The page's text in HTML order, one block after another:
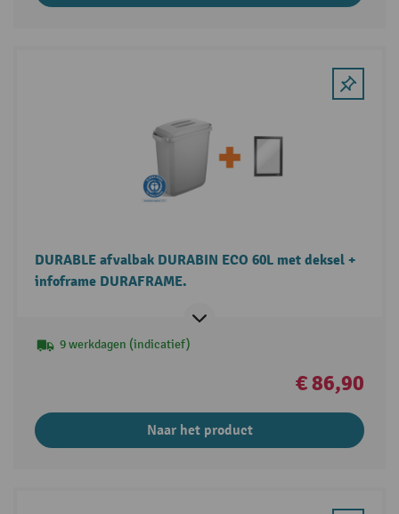
DURABLE afvalbak DURABIN ECO 60L met deksel +
infoframe DURAFRAME.
9 werkdagen (indicatief)
€ 86,90
Naar het product